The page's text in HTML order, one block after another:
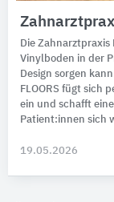
Die
Vinylboden in der
Design sorgen
FLOORS fügt sich
ein und schafft
Patient:innen sich
19.05.2026